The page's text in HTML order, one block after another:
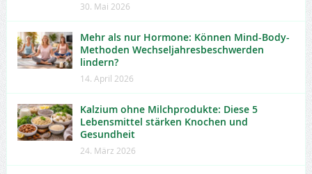
30. Mai 2026
Mehr als nur Hormone: Können Mind-Body-
Methoden Wechseljahresbeschwerden
lindern?
14. April 2026
Kalzium ohne Milchprodukte: Diese 5
Lebensmittel stärken Knochen und
Gesundheit
24. März 2026